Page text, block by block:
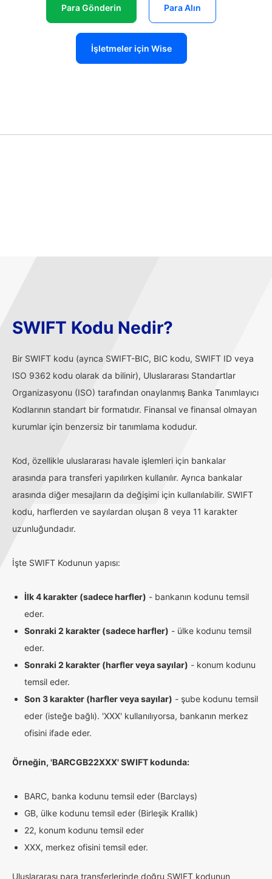
Para Gönderin Para Alın
İşletmeler için Wise
SWIFT Kodu Nedir?
Bir SWIFT kodu (ayrıca SWIFT-BIC, BIC kodu, SWIFT ID veya
ISO 9362 kodu olarak da bilinir), Uluslararası Standartlar
Organizasyonu (ISO) tarafından onaylanmış Banka Tanımlayıcı
Kodlarının standart bir formatıdır. Finansal ve finansal olmayan
kurumlar için benzersiz bir tanımlama kodudur.
Kod, özellikle uluslararası havale işlemleri için bankalar
arasında para transferi yapılırken kullanılır. Ayrıca bankalar
arasında diğer mesajların da değişimi için kullanılabilir. SWIFT
kodu, harflerden ve sayılardan oluşan 8 veya 11 karakter
uzunluğundadır.
İşte SWIFT Kodunun yapısı:
İlk 4 karakter (sadece harfler) - bankanın kodunu temsil
eder.
Sonraki 2 karakter (sadece harfler) - ülke kodunu temsil
eder.
Sonraki 2 karakter (harfler veya sayılar) - konum kodunu
temsil eder.
Son 3 karakter (harfler veya sayılar) - şube kodunu temsil
eder (isteğe bağlı). 'XXX' kullanılıyorsa, bankanın merkez
ofisini ifade eder.
Örneğin, 'BARCGB22XXX' SWIFT kodunda:
BARC, banka kodunu temsil eder (Barclays)
GB, ülke kodunu temsil eder (Birleşik Krallık)
22, konum kodunu temsil eder
XXX, merkez ofisini temsil eder.
Uluslararası para transferlerinde doğru SWIFT kodunun